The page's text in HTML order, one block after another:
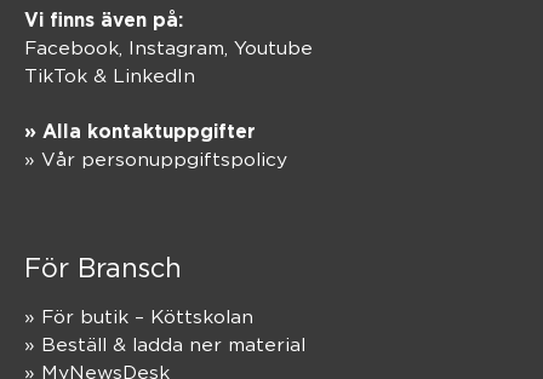
Vi finns även på:
Facebook, Instagram Youtube
TikTok & LinkedIn
» Alla kontaktuppgifter
» Vår personuppgiftspolicy
För Bransch
» För butik – Köttskolan
» Beställ & ladda ner material
» MyNewsDesk